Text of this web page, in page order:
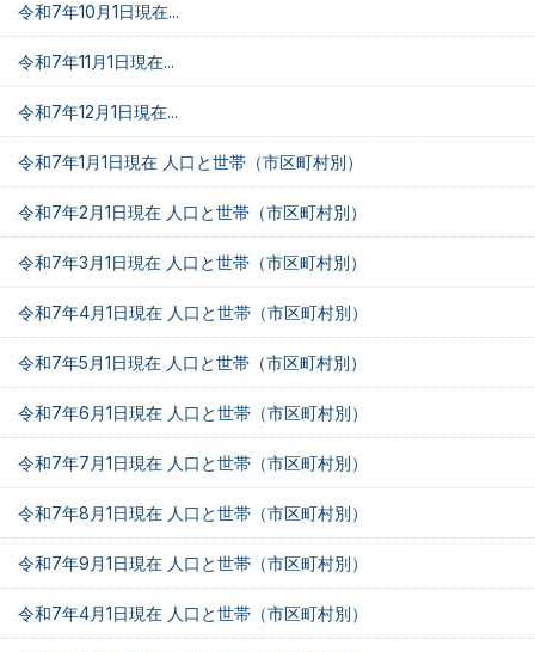
令和7年10月1日現在...
令和7年11月1日現在...
令和7年12月1日現在...
令和7年1月1日現在 人口と世帯（市区町村別）
令和7年2月1日現在 人口と世帯（市区町村別）
令和7年3月1日現在 人口と世帯（市区町村別）
令和7年4月1日現在 人口と世帯（市区町村別）
令和7年5月1日現在 人口と世帯（市区町村別）
令和7年6月1日現在 人口と世帯（市区町村別）
令和7年7月1日現在 人口と世帯（市区町村別）
令和7年8月1日現在 人口と世帯（市区町村別）
令和7年9月1日現在 人口と世帯（市区町村別）
令和7年4月1日現在 人口と世帯（市区町村別）